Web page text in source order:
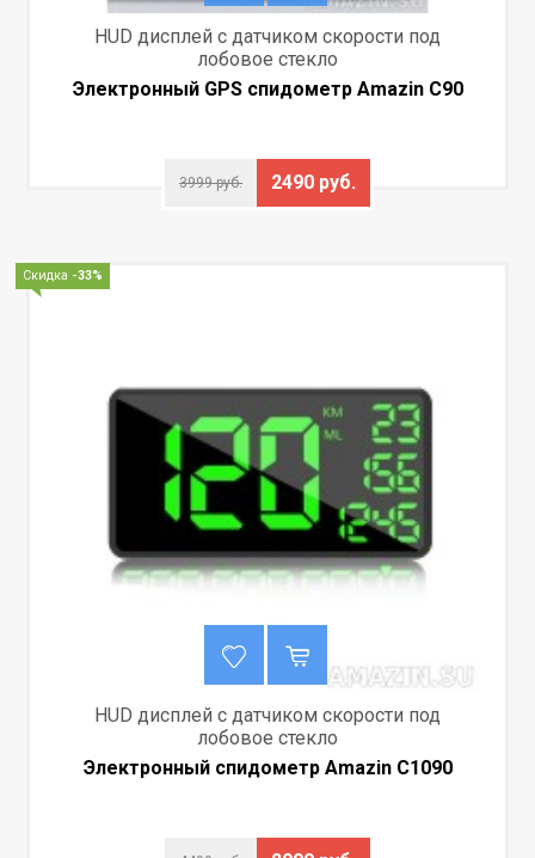
HUD дисплей с датчиком скорости под
лобовое стекло
Электронный GPS спидометр Amazin C90
3999 руб. 2490 руб.
Скидка -33%
HUD дисплей с датчиком скорости под
лобовое стекло
Электронный спидометр Amazin C1090